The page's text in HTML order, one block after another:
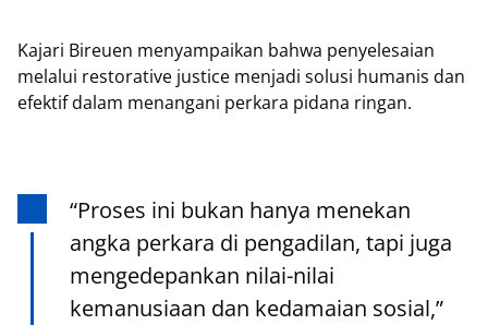
Kajari Bireuen menyampaikan bahwa penyelesaian
melalui restorative justice menjadi solusi humanis dan
efektif dalam menangani perkara pidana ringan.
“Proses ini bukan hanya menekan
angka perkara di pengadilan, tapi juga
mengedepankan nilai-nilai
kemanusiaan dan kedamaian sosial,”